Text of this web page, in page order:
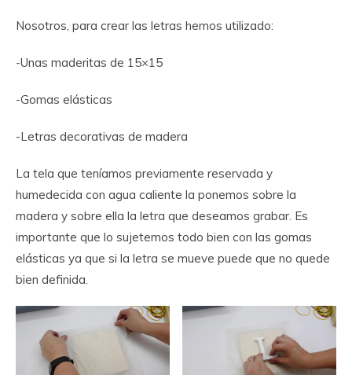
Nosotros, para crear las letras hemos utilizado:
-Unas maderitas de 15×15
-Gomas elásticas
-Letras decorativas de madera
La tela que teníamos previamente reservada y
humedecida con agua caliente la ponemos sobre la
madera y sobre ella la letra que deseamos grabar. Es
importante que lo sujetemos todo bien con las gomas
elásticas ya que si la letra se mueve puede que no quede
bien definida.